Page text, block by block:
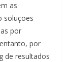
as
soluções
por
por
de resultados